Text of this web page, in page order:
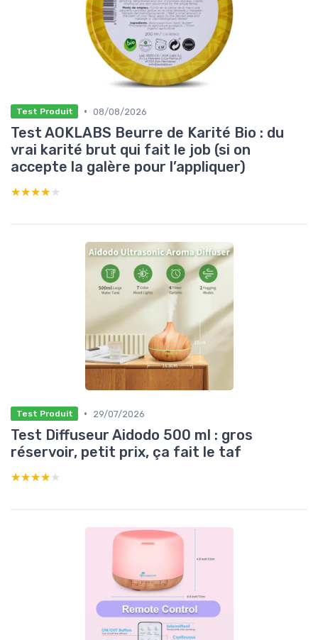
Test Produit • 08/08/2026
Test AOKLABS Beurre de Karité Bio : du
vrai karité brut qui fait le job (si on
accepte la galère pour l’appliquer)
★★★★★
★★★★★
Test Produit • 29/07/2026
Test Diffuseur Aidodo 500 ml : gros
réservoir, petit prix, ça fait le taf
★★★★★
★★★★★